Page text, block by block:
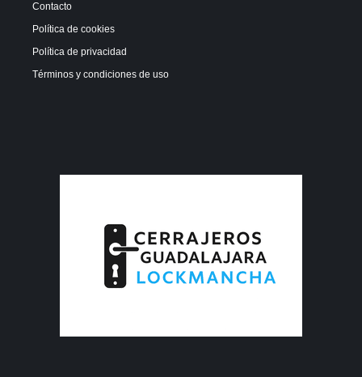
Contacto
Política de cookies
Política de privacidad
Términos y condiciones de uso